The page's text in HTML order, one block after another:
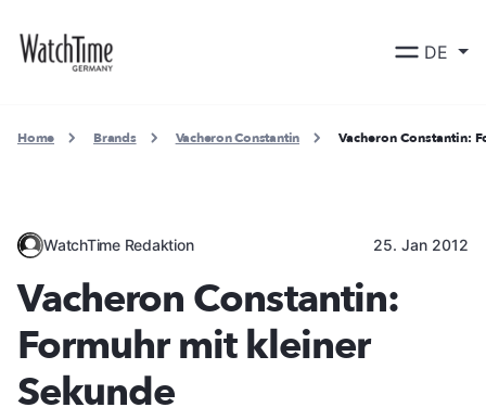
DE
Home Brands Vacheron Constantin Vacheron Constantin:
WatchTime Redaktion 25. Jan 2012
Vacheron Constantin:
Formuhr mit kleiner
Sekunde